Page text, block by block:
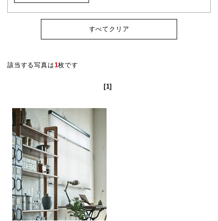
すべてクリア
該当する写真は1枚です
[1]